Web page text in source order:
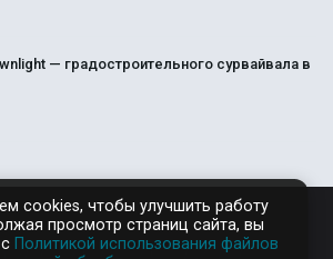
— градостроительного сурвайвала в
cookies, чтобы улучшить работу
просмотр страниц сайта, вы
Политикой использования файлов